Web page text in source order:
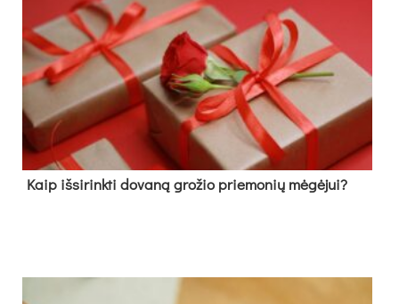
Kaip išsirinkti dovaną grožio priemonių mėgėjui?